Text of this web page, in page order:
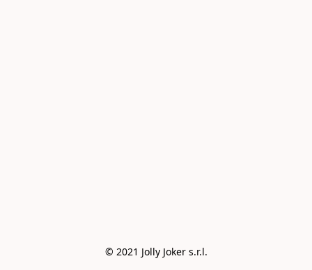
© 2021 Jolly Joker s.r.l.